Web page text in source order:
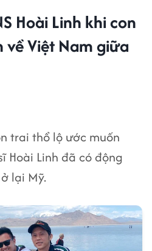
Hoài Linh khi con
Việt Nam giữa
trai thổ lộ ước muốn
Hoài Linh đã có động
lại Mỹ.